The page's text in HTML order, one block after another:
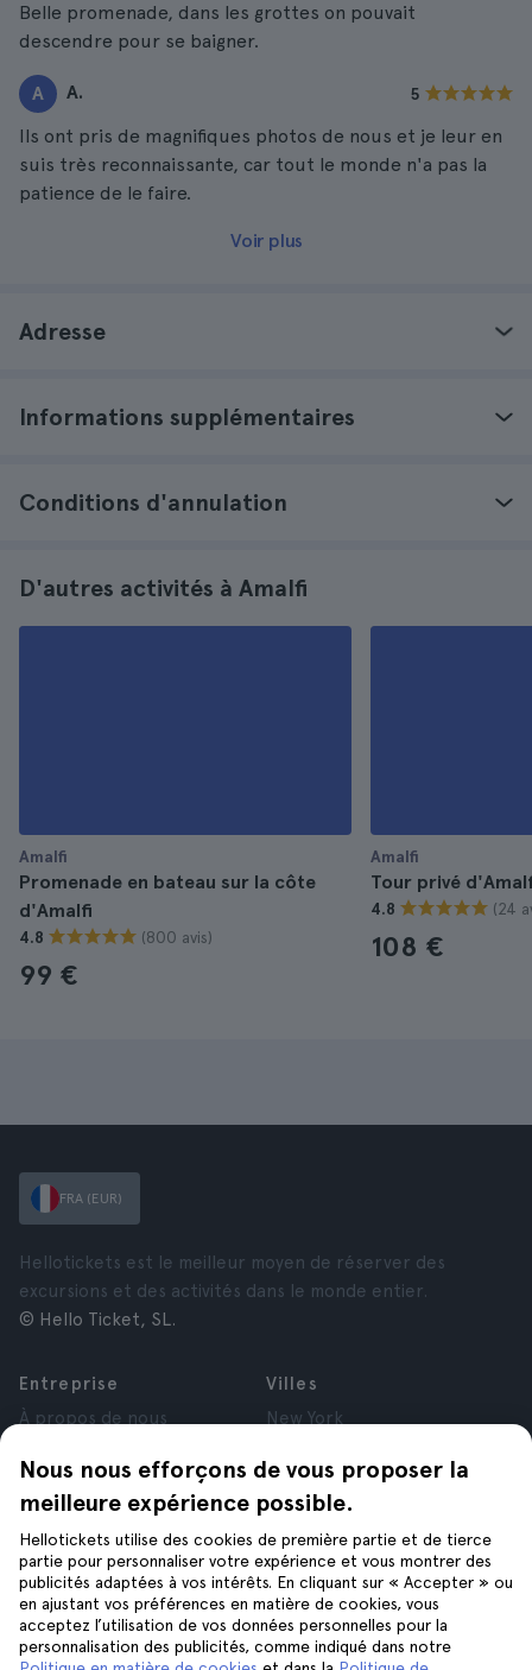
Belle promenade, dans les grottes on pouvait
descendre pour se baigner.
A A. 5
Ils ont pris de magnifiques photos de nous et je leur en
suis très reconnaissante, car tout le monde n'a pas la
patience de le faire.
Voir plus
Adresse
Informations supplémentaires
Conditions d'annulation
D'autres activités à Amalfi
Amalfi
Promenade en bateau sur la côte
d'Amalfi
4.8 (800 avis)
99 €
Amalfi
Tour privé
4.8 (24
108 €
Nous nous efforçons de vous proposer la
meilleure expérience possible.
Hellotickets utilise des cookies de première partie et de tierce
partie pour personnaliser votre expérience et vous montrer des
publicités adaptées à vos intérêts. En cliquant sur « Accepter » ou
en ajustant vos préférences en matière de cookies, vous
acceptez l’utilisation de vos données personnelles pour la
personnalisation des publicités, comme indiqué dans notre
FRA (EUR)
Hellotickets est le meilleur moyen de réserver des
excursions et des activités dans le monde entier.
© Hello Ticket, SL.
Entreprise
À propos de nous
Affiliés
Avis
Confidentialité
Conditions générales
Mentions Légales
Cookies
Villes
New York
Paris
Londres
Grenade
Cracovie
Tenerife